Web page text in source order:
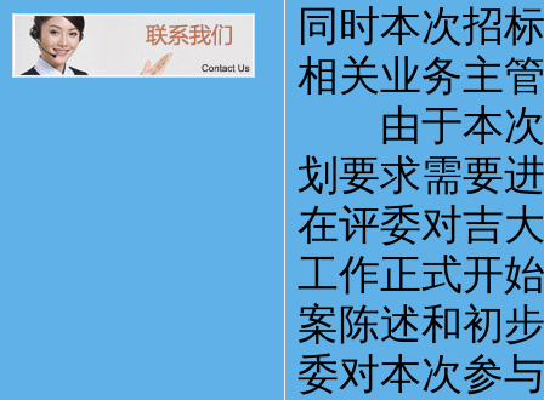
同时本次招
相关业务主
由于本次
划要求需要
在评委对吉
工作正式开
案陈述和初
委对本次参